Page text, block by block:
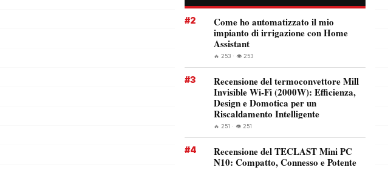
#2
Come ho automatizzato il mio
impianto di irrigazione con Home
Assistant
🔥 253 · 👁️ 253
#3
Recensione del termoconvettore Mill
Invisible Wi-Fi (2000W): Efficienza,
Design e Domotica per un
Riscaldamento Intelligente
🔥 251 · 👁️ 251
#4
Recensione del TECLAST Mini PC
N10: Compatto, Connesso e Potente